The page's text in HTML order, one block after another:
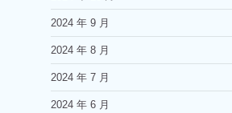
2024 年 9 月
2024 年 8 月
2024 年 7 月
2024 年 6 月